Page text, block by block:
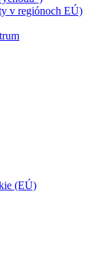
v regiónoch EÚ)
(EÚ)